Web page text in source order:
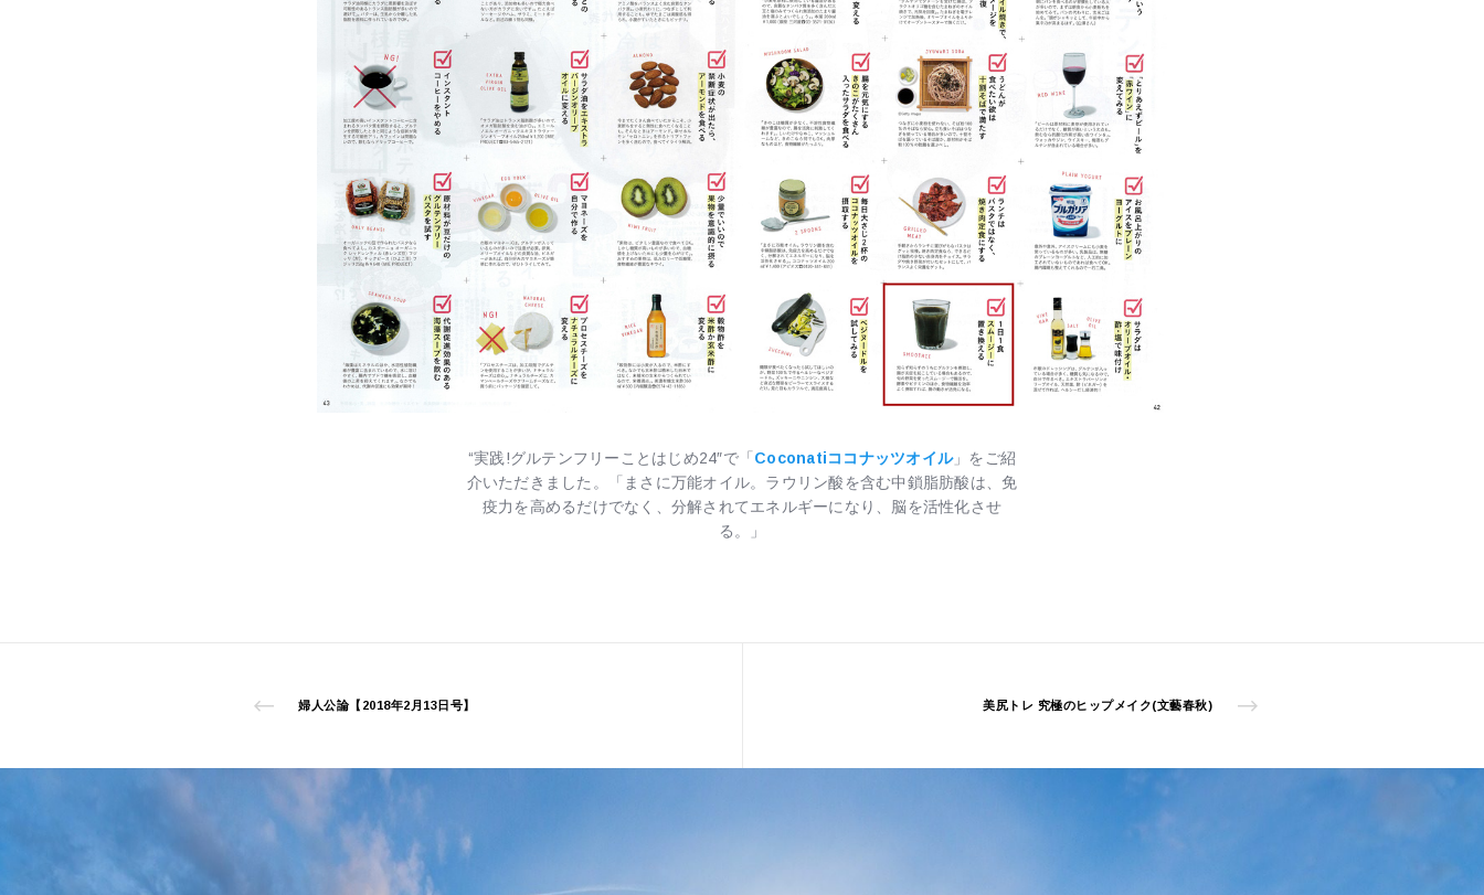
“実践!グルテンフリーことはじめ24″で「 Coconatiココナッツオイル」をご紹
介いただきました。「まさに万能オイル。ラウリン酸を含む中鎖脂肪酸は、免
疫力を高めるだけでなく、分解されてエネルギーになり、脳を活性化させ
る。」
婦人公論【2018年2月13日号】 美尻トレ 究極のヒップメイク(文藝春秋)